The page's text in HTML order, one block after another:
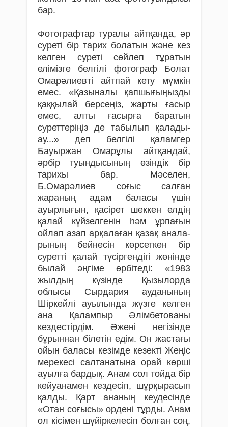
бар.
Фотографтар туралы айтқанда, әр
суреті бір тарих болатын және кез
келген суреті сөйлеп тұратын
елімізге белгілі фотограф Болат
Омарәлиевті айтпай кету мүмкін
емес. «Қазыналы қапшығыңызды
қаққылай бер­сеңіз, жарты ғасыр
емес, алты ғасырға баратын
суреттеріңіз де табылып қалады-
ау...» деп белгілі қаламгер
Бауыржан Омарұлы айтқандай,
әрбір туындысының өзіндік бір
тарихы бар. Мәселен,
Б.Омарәлиев соғыс салған
жараның адам баласы үшін
ауырлығын, қасі­рет шеккен елдің
қалай күйзелгенін һәм ұрпағын
ойлап азап арқалаған қазақ анала­
рының бейнесін көрсеткен бір
суретті қалай түсіргендігі жөнінде
былай әңгіме өрбітеді: «1983
жылдың күзінде Қызылорда
облысы Сырдария ауданының
Шіркейлі ауылында жүзге келген
ана Қалампыр Әлімбетованы
кездестірдім. Әжені негізінде
бұрыннан бі­летін едім. Он жастағы
ойын баласы кезімде кезекті Жеңіс
мерекесі салтанатына орай көрші
ауылға бардық. Анам сол тойда бір
кейуанамен кездесіп, шұрқырасып
қалды. Қарт ананың кеудесінде
«Отан соғысы» ордені тұрды. Анам
ол кісімен шүйіркелесіп болған соң,